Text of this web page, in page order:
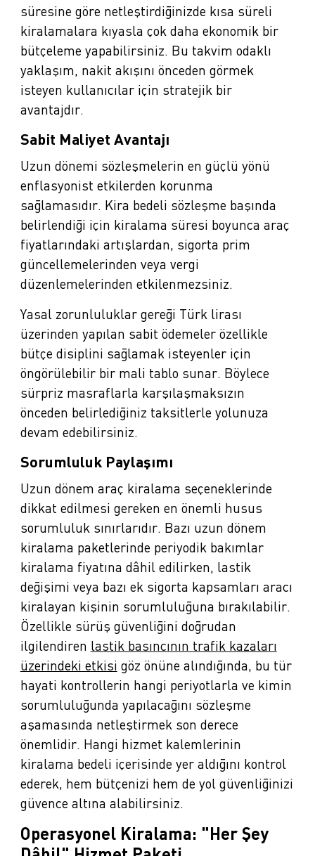
süresine göre netleştirdiğinizde kısa süreli
kiralamalara kıyasla çok daha ekonomik bir
bütçeleme yapabilirsiniz. Bu takvim odaklı
yaklaşım, nakit akışını önceden görmek
isteyen kullanıcılar için stratejik bir
avantajdır.
Sabit Maliyet Avantajı
Uzun dönemi sözleşmelerin en güçlü yönü
enflasyonist etkilerden korunma
sağlamasıdır. Kira bedeli sözleşme başında
belirlendiği için kiralama süresi boyunca araç
fiyatlarındaki artışlardan, sigorta prim
güncellemelerinden veya vergi
düzenlemelerinden etkilenmezsiniz.
Yasal zorunluluklar gereği Türk lirası
üzerinden yapılan sabit ödemeler özellikle
bütçe disiplini sağlamak isteyenler için
öngörülebilir bir mali tablo sunar. Böylece
sürpriz masraflarla karşılaşmaksızın
önceden belirlediğiniz taksitlerle yolunuza
devam edebilirsiniz.
Sorumluluk Paylaşımı
Uzun dönem araç kiralama seçeneklerinde
dikkat edilmesi gereken en önemli husus
sorumluluk sınırlarıdır. Bazı uzun dönem
kiralama paketlerinde periyodik bakımlar
kiralama fiyatına dâhil edilirken, lastik
değişimi veya bazı ek sigorta kapsamları aracı
kiralayan kişinin sorumluluğuna bırakılabilir.
Özellikle sürüş güvenliğini doğrudan
ilgilendiren lastik basıncının trafik kazaları
üzerindeki etkisi göz önüne alındığında, bu tür
hayati kontrollerin hangi periyotlarla ve kimin
sorumluluğunda yapılacağını sözleşme
aşamasında netleştirmek son derece
önemlidir. Hangi hizmet kalemlerinin
kiralama bedeli içerisinde yer aldığını kontrol
ederek, hem bütçenizi hem de yol güvenliğinizi
güvence altına alabilirsiniz.
Operasyonel Kiralama: "Her Şey